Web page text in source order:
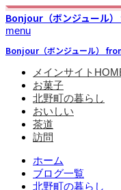
Bonjour（ボンジュール
menu
Bonjour（ボンジュール）
メインサイト
お菓子
北野町の暮らし
おいしい
茶道
訪問
ホーム
ブログ一覧
北野町の暮らし